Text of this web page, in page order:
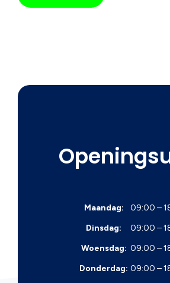
Maandag:
09:00 –
Dinsdag:
09:00 –
Woensdag: 09:00 –
Donderdag: 09:00 –